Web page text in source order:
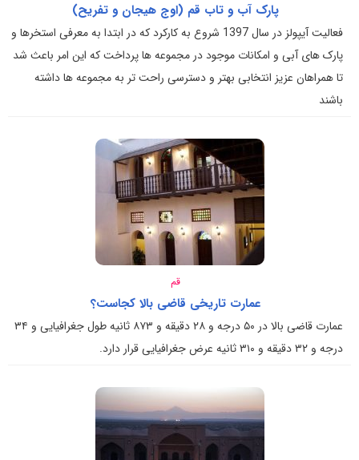
پارک آب و تاب قم (اوج هیجان و تفریح)
فعالیت آیپولز در سال 1397 شروع به کارکرد که در ابتدا به معرفی استخرها و
پارک های آبی و امکانات موجود در مجموعه ها پرداخت که این امر باعث شد
تا همراهان عزیز انتخابی بهتر و دسترسی راحت تر به مجموعه ها داشته
باشند
قم
عمارت تاریخی قاضی بالا کجاست؟
عمارت قاضی بالا در ۵۰ درجه و ۲۸ دقیقه و ۸۷۳ ثانیه طول جغرافیایی و ۳۴
درجه و ۳۲ دقیقه و ۳۱۰ ثانیه عرض جغرافیایی قرار دارد.